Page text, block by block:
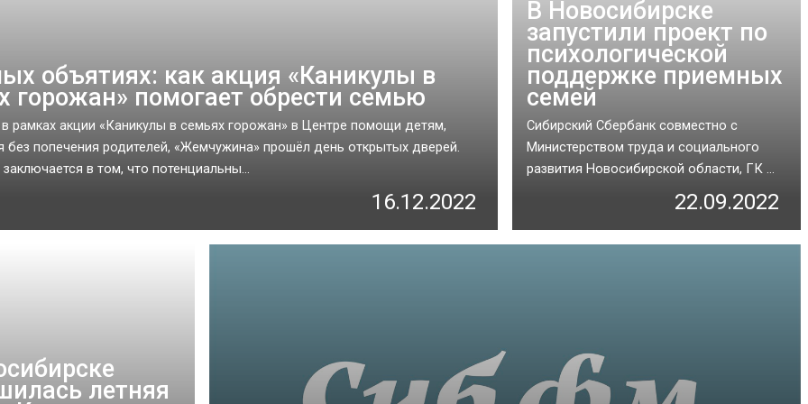
объятиях: как акция «Каникулы в
горожан» помогает обрести семью
рамках акции «Каникулы в семьях горожан» в Центре помощи детям,
без попечения родителей, «Жемчужина» прошёл день открытых дверей.
в том, что потенциальны...
16.12.2022
В Новосибирске
запустили проект по
психологической
поддержке приемных
семей
Сибирский Сбербанк совместно с
Министерством труда и социального
развития Новосибирской области, ГК ...
22.09.2022
летняя